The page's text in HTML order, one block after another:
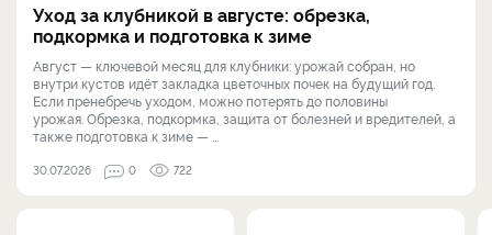
Уход за клубникой в августе: обрезка,
подкормка и подготовка к зиме
Август — ключевой месяц для клубники: урожай собран, но
внутри кустов идёт закладка цветочных почек на будущий год.
Если пренебречь уходом, можно потерять до половины
урожая. Обрезка, подкормка, защита от болезней и вредителей, а
также подготовка к зиме — ...
30.07.2026 0 722